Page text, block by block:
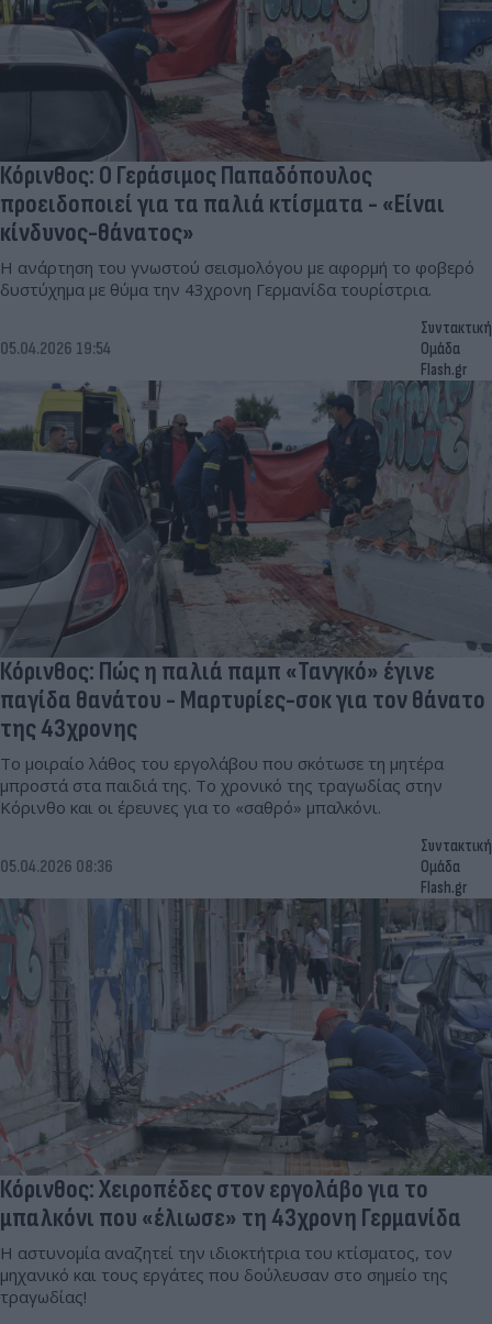
Κόρινθος: Ο Γεράσιμος Παπαδόπουλος
προειδοποιεί για τα παλιά κτίσματα - «Είναι
κίνδυνος-θάνατος»
Η ανάρτηση του γνωστού σεισμολόγου με αφορμή το φοβερό
δυστύχημα με θύμα την 43χρονη Γερμανίδα τουρίστρια.
05.04.2026 19:54
Συντακτική
Ομάδα
Flash.gr
Κόρινθος: Πώς η παλιά παμπ «Τανγκό» έγινε
παγίδα θανάτου - Μαρτυρίες-σοκ για τον θάνατο
της 43χρονης
Το μοιραίο λάθος του εργολάβου που σκότωσε τη μητέρα
μπροστά στα παιδιά της. Το χρονικό της τραγωδίας στην
Κόρινθο και οι έρευνες για το «σαθρό» μπαλκόνι.
05.04.2026 08:36
Συντακτική
Ομάδα
Flash.gr
Κόρινθος: Χειροπέδες στον εργολάβο για το
μπαλκόνι που «έλιωσε» τη 43χρονη Γερμανίδα
Η αστυνομία αναζητεί την ιδιοκτήτρια του κτίσματος, τον
μηχανικό και τους εργάτες που δούλευσαν στο σημείο της
τραγωδίας!